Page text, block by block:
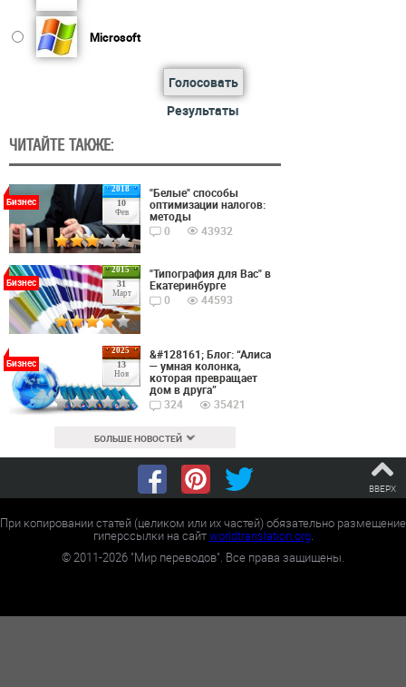
Microsoft
Голосовать
Результаты
ЧИТАЙТЕ ТАКЖЕ:
2018
10
Фев
Бизнес
"Белые" способы
оптимизации налогов:
методы
0
43932
2015
31
Март
Бизнес
"Типография для Вас" в
Екатеринбурге
0
44593
2025
13
Ноя
Бизнес
&#128161; Блог: “Алиса
— умная колонка,
которая превращает
дом в друга”
324
35421
БОЛЬШЕ НОВОСТЕЙ
ВВЕРХ
При копировании статей (целиком или их частей) обязательно размещение
гиперссылки на сайтworldtranslation.org.
©2011-2026 "Мир переводов". Все права защищены.